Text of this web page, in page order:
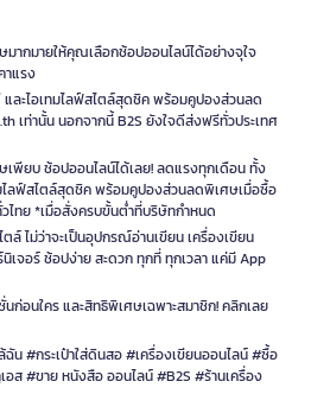
มากมายให้คุณเลือกช้อปออนไลน์ได้อย่างจุใจ
แรง
ละไอเทมไลฟ์สไตล์สุดชิค พร้อมคูปองส่วนลด
เท่านั้น นอกจากนี้ B2S ยังใจดีส่งฟรีทั่วประเทศ
เพียบ ช้อปออนไลน์ได้เลย! ลดแรงทุกเดือน ทั้ง
ไลฟ์สไตล์สุดชิค พร้อมคูปองส่วนลดพิเศษเมื่อซื้อ
ไทย *เมื่อสั่งครบขั้นต่ำที่บริษัทกำหนด
ล์ ไม่ว่าจะเป็นอุปกรณ์อ่านเขียน เครื่องเขียน
เจอร์ ช้อปง่าย สะดวก ทุกที่ ทุกเวลา แค่มี App
นก่อนใคร และสิทธิพิเศษเฉพาะสมาชิก! คลิกเลย
น #กระเป๋าใส่ดินสอ #เครื่องเขียนออนไลน์ #ซื้อ
ส #ขาย หนังสือ ออนไลน์ #B2S #ร้านเครื่อง